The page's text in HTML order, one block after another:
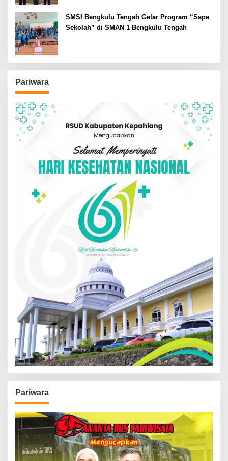
SMSI Bengkulu Tengah Gelar Program “Sapa
Sekolah” di SMAN 1 Bengkulu Tengah
Pariwara
Pariwara